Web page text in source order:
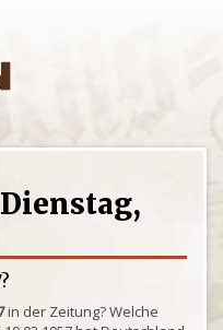
in der Zeitung? Welche